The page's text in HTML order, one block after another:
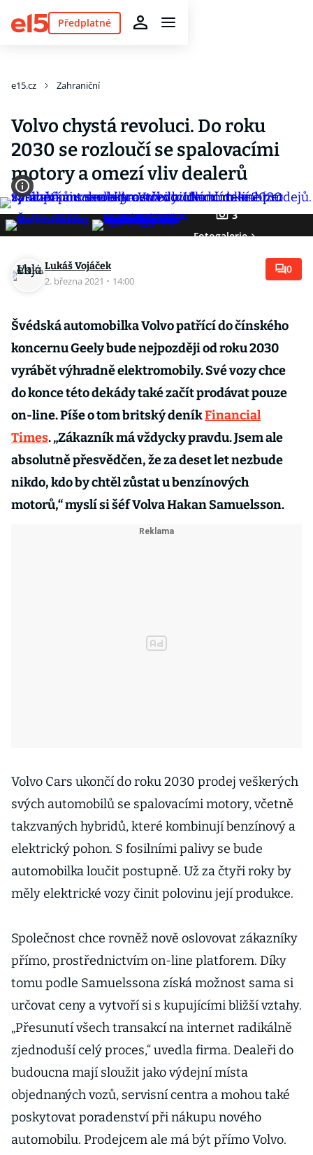
Předplatné
e15.cz Zahraniční
Volvo chystá revoluci. Do roku
2030 se rozloučí se spalovacími
motory a omezí vliv dealerů
3
Fotogalerie
Lukáš Vojáček
2. března 2021 · 14:00
0
Švédská automobilka Volvo patřící do čínského
koncernu Geely bude nejpozději od roku 2030
vyrábět výhradně elektromobily. Své vozy chce
do konce této dekády také začít prodávat pouze
on-line. Píše o tom britský deníkFinancial
Times. „Zákazník má vždycky pravdu. Jsem ale
absolutně přesvědčen, že za deset let nezbude
nikdo, kdo by chtěl zůstat u benzínových
motorů,“ myslí si šéf Volva Hakan Samuelsson.
Volvo Cars ukončí do roku 2030 prodej veškerých
svých automobilů se spalovacími motory, včetně
takzvaných hybridů, které kombinují benzínový a
elektrický pohon. S fosilními palivy se bude
automobilka loučit postupně. Už za čtyři roky by
měly elektrické vozy činit polovinu její produkce.
Společnost chce rovněž nově oslovovat zákazníky
přímo, prostřednictvím on-line platforem. Díky
tomu podle Samuelssona získá možnost sama si
určovat ceny a vytvoří si s kupujícími bližší vztahy.
„Přesunutí všech transakcí na internet radikálně
zjednoduší celý proces,“ uvedla firma. Dealeři do
budoucna mají sloužit jako výdejní místa
objednaných vozů, servisní centra a mohou také
poskytovat poradenství při nákupu nového
automobilu. Prodejcem ale má být přímo Volvo.